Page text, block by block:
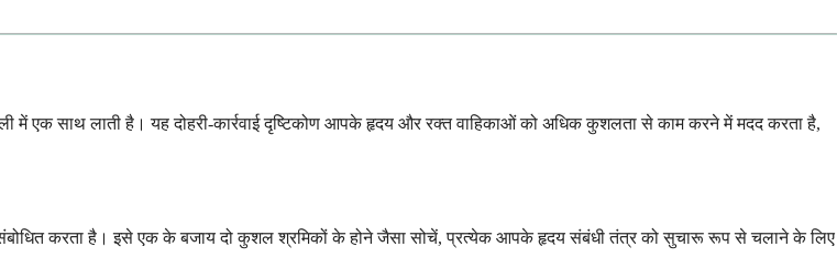
में एक साथ लाती है। यह दोहरी-कार्रवाई दृष्टिकोण आपके हृदय और रक्त वाहिकाओं को अधिक कुशलता से काम करने में मदद करता है,
करता है। इसे एक के बजाय दो कुशल श्रमिकों के होने जैसा सोचें, प्रत्येक आपके हृदय संबंधी तंत्र को सुचारू रूप से चलाने के लिए